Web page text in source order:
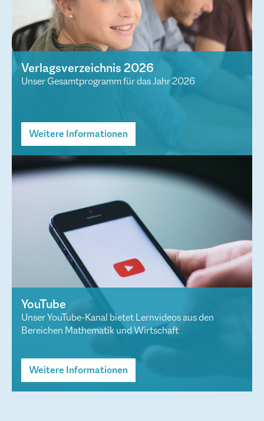
Verlagsverzeichnis 2026
Unser Gesamtprogramm für das Jahr 2026
Weitere Informationen
YouTube
Unser YouTube-Kanal bietet Lernvideos aus den
Bereichen Mathematik und Wirtschaft
Weitere Informationen